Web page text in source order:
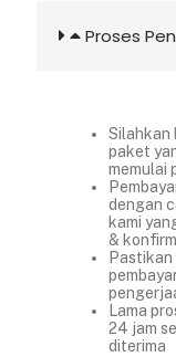
Proses
Silahkan
paket
memulai
dengan
kami
&
Lama
24 jam
diterima